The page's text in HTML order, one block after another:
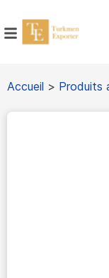
Accueil > Produits